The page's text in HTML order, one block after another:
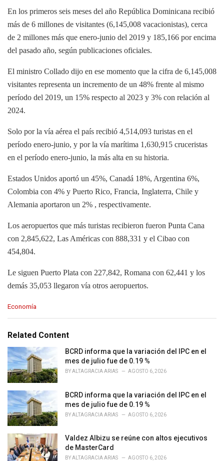
En los primeros seis meses del año República Dominicana recibió
más de 6 millones de visitantes (6,145,008 vacacionistas), cerca
de 2 millones más que enero-junio del 2019 y 185,166 por encima
del pasado año, según publicaciones oficiales.
El ministro Collado dijo en ese momento que la cifra de 6,145,008
visitantes representa un incremento de un 48% frente al mismo
período del 2019, un 15% respecto al 2023 y 3% con relación al
2024.
Solo por la vía aérea el país recibió 4,514,093 turistas en el
período enero-junio, y por la vía marítima 1,630,915 cruceristas
en el período enero-junio, la más alta en su historia.
Estados Unidos aportó un 45%, Canadá 18%, Argentina 6%,
Colombia con 4% y Puerto Rico, Francia, Inglaterra, Chile y
Alemania aportaron un 2% , respectivamente.
Los aeropuertos que más turistas recibieron fueron Punta Cana
con 2,845,622, Las Américas con 888,331 y el Cibao con
454,804.
Le siguen Puerto Plata con 227,842, Romana con 62,441 y los
demás 35,053 llegaron vía otros aeropuertos.
C
e
o
r
i
e
:
Economía
Related Content
BCRD informa que la variación del IPC en el
mes de julio fue de 0.19 %
BYALTAGRACIA ARIAS AGOSTO 6, 2026
BCRD informa que la variación del IPC en el
mes de julio fue de 0.19 %
BYALTAGRACIA ARIAS AGOSTO 6, 2026
Valdez Albizu se reúne con altos ejecutivos
de MasterCard
BYALTAGRACIA ARIAS AGOSTO 6, 2026